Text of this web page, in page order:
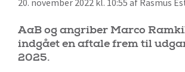
20. november 2022 kl. 10:55 af Rasmus
AaB og angriber Marco
indgået en aftale frem til
2025.